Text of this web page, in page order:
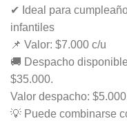
✔ Ideal para
infantiles
📌 Valor: $7.000 c/u
🚚 Despacho
$35.000.
Valor despacho:
💡 Puede combinarse